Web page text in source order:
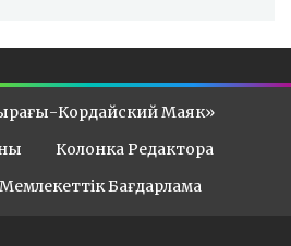
Кордайский Маяк»
Колонка Редактора
Мемлекеттік Бағдарлама